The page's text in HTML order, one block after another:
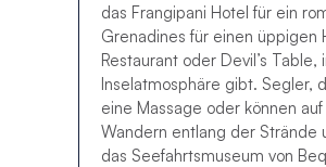
das Frangipani Hotel für ein
Grenadines für einen üppigen
Restaurant oder Devil’s
Inselatmosphäre gibt. Segler,
eine Massage oder können
Wandern entlang der Strände
das Seefahrtsmuseum von